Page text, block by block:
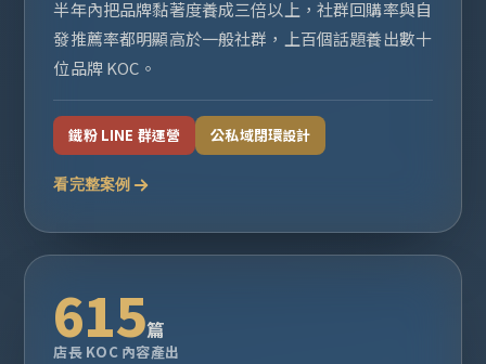
半年內把品牌黏著度養成三倍以上，社群回購率與自
發推薦率都明顯高於一般社群，上百個話題養出數十
位品牌 KOC。
鐵粉 LINE 群運營 公私域閉環設計
看完整案例
615篇
店長 KOC 內容產出